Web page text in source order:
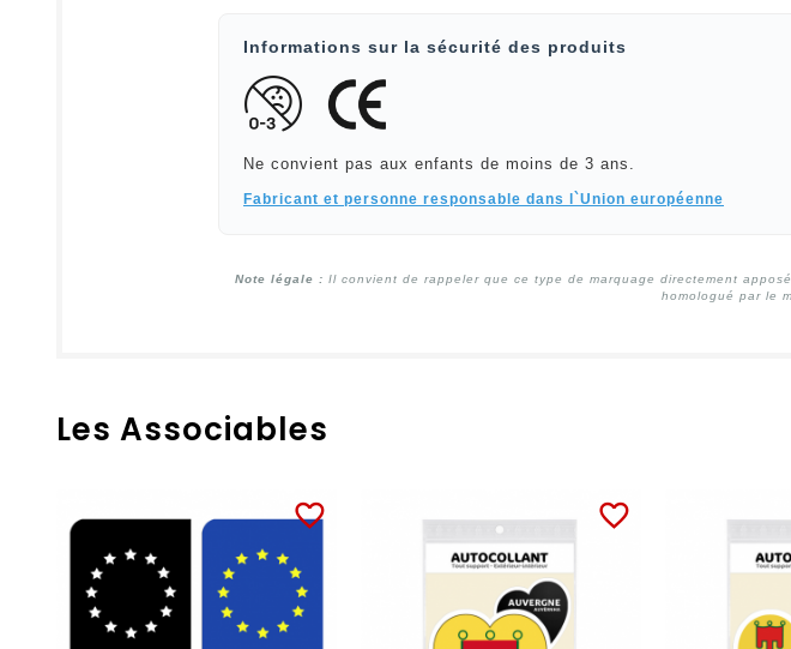
Informations sur la sécurité des produits
Ne convient pas aux enfants de moins de 3 ans.
Fabricant et personne responsable dans l`Union européenne
Note légale : Il convient de rappeler que ce type de marquage directement
homologué par le
Les Associables
favorite_border favorite_border